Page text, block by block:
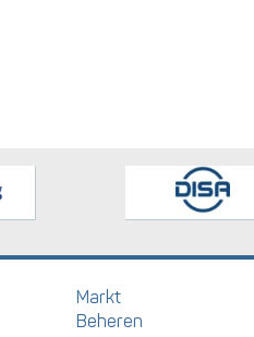
Markt
Beheren